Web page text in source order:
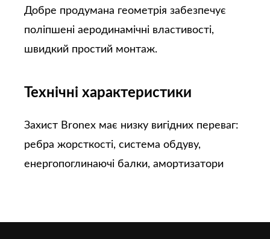
Добре продумана геометрія забезпечує
поліпшені аеродинамічні властивості,
швидкий простий монтаж.
Технічні характеристики
Захист Bronex має низку вигідних переваг:
ребра жорсткості, система обдуву,
енергопоглинаючі балки, амортизатори